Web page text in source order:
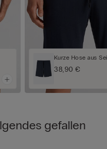
Kurze Hose aus
38,90 €
gefallen